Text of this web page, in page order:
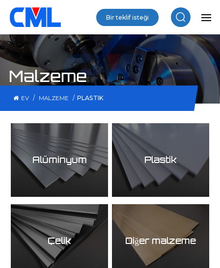
Bir teklif isteği
Malzeme
EV / MALZEME / PLASTIK
Alüminyum Plastik
Çelik Diğer malzeme